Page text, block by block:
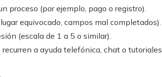
proceso (por ejemplo, pago o registro).
equivocado, campos mal completados).
(escala de 1 a 5 o similar).
a ayuda telefónica, chat o tutoriales.